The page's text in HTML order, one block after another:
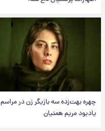
چهره بهت‌زده سه بازیگر زن در مراسم
یادبود مریم همتیان